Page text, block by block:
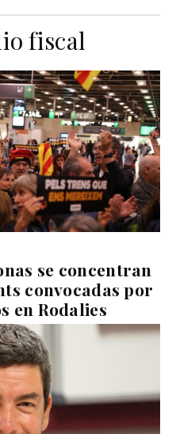
fiscal
se concentran
convocadas por
en Rodalies